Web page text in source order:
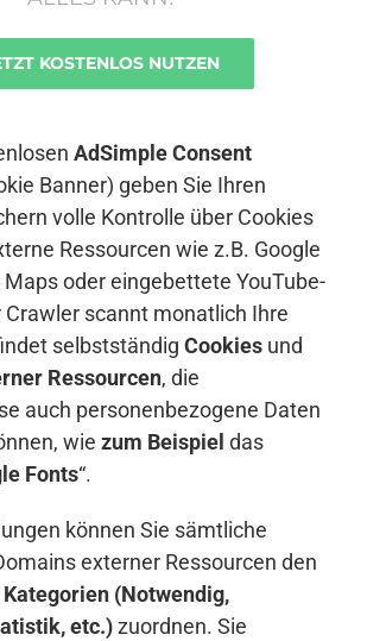
KOSTENLOS NUTZEN
AdSimple Consent
Banner) geben Sie Ihren
volle Kontrolle über Cookies
Ressourcen wie z.B. Google
Maps oder eingebettete YouTube-
Crawler scannt monatlich Ihre
selbstständig Cookies und
Ressourcen, die
auch personenbezogene Daten
wie zum Beispiel das
Fonts“.
können Sie sämtliche
externer Ressourcen den
Kategorien (Notwendig,
etc.)zuordnen. Sie